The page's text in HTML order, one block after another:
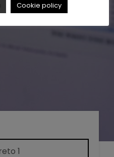
Cookie policy